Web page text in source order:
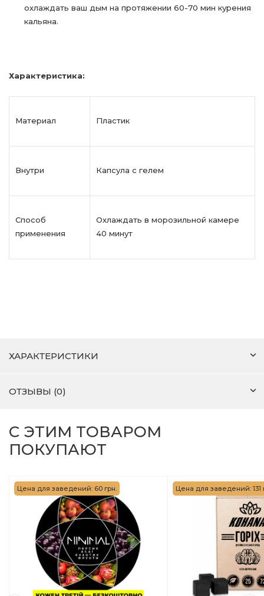
охлаждать ваш дым на протяжении 60-70 мин курения
кальяна.
Характеристика:
Материал Пластик
Внутри Капсула с гелем
Способ
применения
Охлаждать в морозильной камере
40 минут
ХАРАКТЕРИСТИКИ
ОТЗЫВЫ (0)
С ЭТИМ ТОВАРОМ
ПОКУПАЮТ
Цена для заведений: 60 грн. Цена для заведений: 131